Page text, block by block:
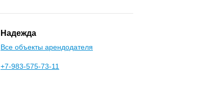
Надежда
Все объекты арендодателя
+7-983-575-73-11